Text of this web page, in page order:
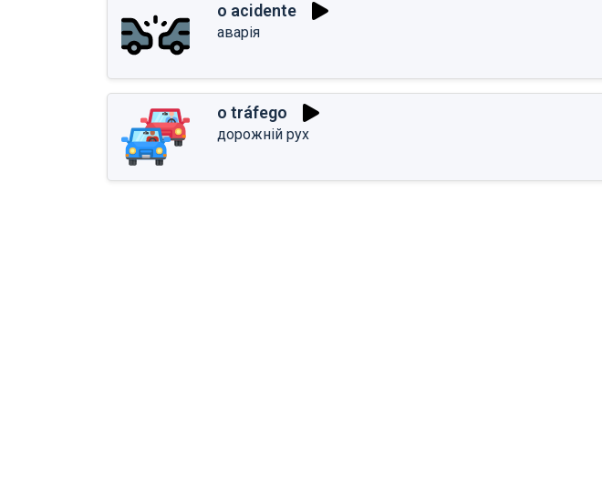
o acidente
аварія
o tráfego
дорожній рух